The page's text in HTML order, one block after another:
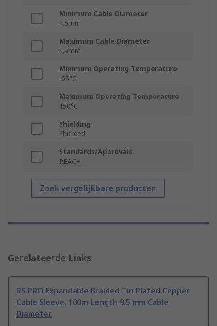
Minimum Cable Diameter
4.5mm
Maximum Cable Diameter
9.5mm
Minimum Operating Temperature
-65°C
Maximum Operating Temperature
150°C
Shielding
Shielded
Standards/Approvals
REACH
Zoek vergelijkbare producten
Gerelateerde Links
RS PRO Expandable Braided Tin Plated Copper
Cable Sleeve, 100m Length 9.5 mm Cable
Diameter